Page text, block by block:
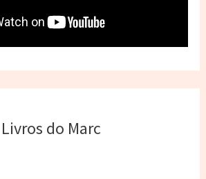
Livros do Marc